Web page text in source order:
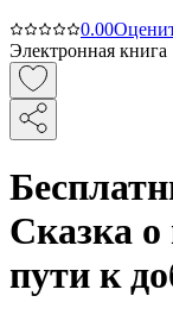
0.00
Электронная книга
Сказка
пути к